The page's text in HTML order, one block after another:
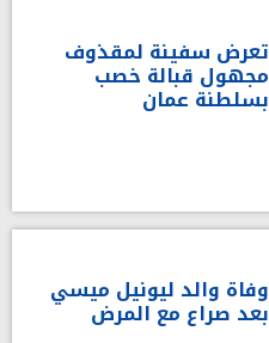
تعرض سفينة لمقذوف
مجهول قبالة خصب
بسلطنة عمان
وفاة والد ليونيل ميسي
بعد صراع مع المرض